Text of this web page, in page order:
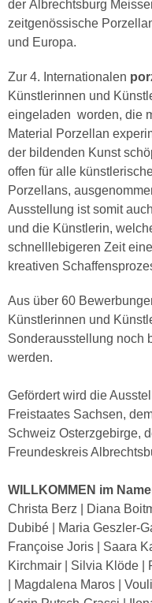
der Albrechtsburg
zeitgenössische
und Europa.
Zur 4. Internationalen
Künstlerinnen und
eingeladen worden, die
Material Porzellan
der bildenden Kunst
offen für alle
Porzellans,
Ausstellung ist somit
und die Künstlerin,
schnelllebigeren Zeit
kreativen
Aus über 60
Künstlerinnen und
Sonderausstellung noch
werden.
Gefördert wird die
Freistaates Sachsen,
Schweiz Osterzgebirge,
Freundeskreis
WILLKOMMEN im
Christa Berz | Diana
Dubibé | Maria Geszler-
Françoise Joris | Saara
Kirchmair | Silvia Klöde |
| Magdalena Maros |